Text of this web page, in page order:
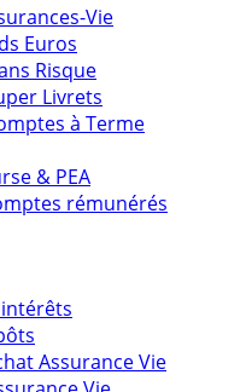
Vie
Euros
Risque
Livrets
à Terme
& PEA
rémunérés
Assurance Vie